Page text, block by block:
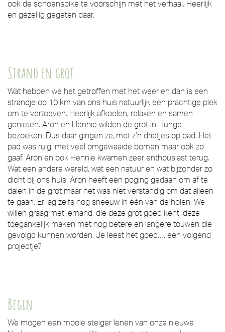
ook de schoenspike te voorschijn met het verhaal. Heerlijk
en gezellig gegeten daar.
Strand en grot
Wat hebben we het getroffen met het weer en dan is een
strandje op 10 km van ons huis natuurlijk een prachtige plek
om te vertoeven. Heerlijk afkoelen, relaxen en samen
genieten. Aron en Hennie wilden de grot in Hunge
bezoeken. Dus daar gingen ze, met z’n drietjes op pad. Het
pad was ruig, met veel omgewaaide bomen maar ook zo
gaaf. Aron en ook Hennie kwamen zeer enthousiast terug.
Wat een andere wereld, wat een natuur en wat bijzonder zo
dicht bij ons huis. Aron heeft een poging gedaan om af te
dalen in de grot maar het was niet verstandig om dat alleen
te gaan. Er lag zelfs nog sneeuw in één van de holen. We
willen graag met iemand, die deze grot goed kent, deze
toegankelijk maken met nog betere en langere touwen die
gevolgd kunnen worden. Je leest het goed…. een volgend
projectje?
Begin
We mogen een mooie steiger lenen van onze nieuwe